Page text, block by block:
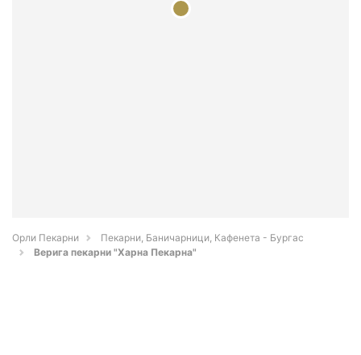
Орли Пекарни
Пекарни, Баничарници, Кафенета - Бургас
Верига пекарни "Харна Пекарна"